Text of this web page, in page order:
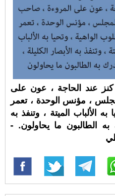
عند الحاجة ، عون على
، مؤنس الوحدة ، تعمر
الألباب الميتة ، وتنفذ به
به الطالبون ما يحاولون. -